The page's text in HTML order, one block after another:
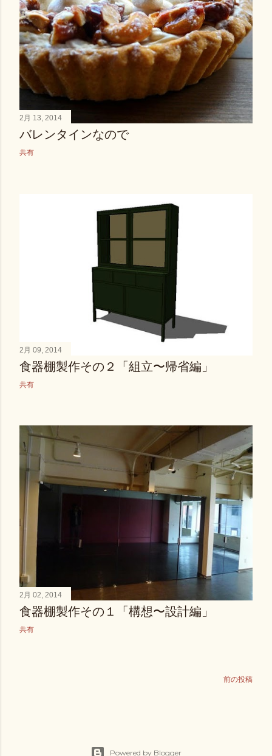
2月 13, 2014
バレンタインなので
共有
2月 09, 2014
食器棚製作その２「組立〜帰省編」
共有
2月 02, 2014
食器棚製作その１「構想〜設計編」
共有
前の投稿
Powered by Blogger